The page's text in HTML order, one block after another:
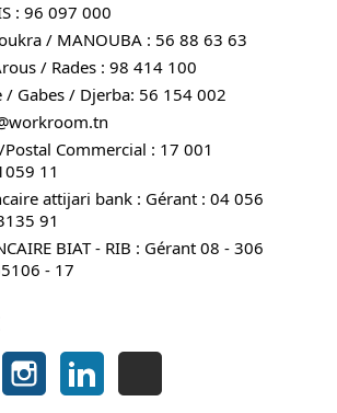
: 96 097 000
/ MANOUBA : 56 88 63 63
/ Rades : 98 414 100
/ Gabes / Djerba: 56 154 002
Postal Commercial : 17 001
11
attijari bank : Gérant : 04 056
91
BIAT - RIB : Gérant 08 - 306
- 17
Instagram